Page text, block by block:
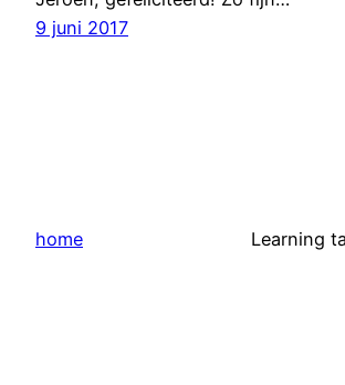
9 juni 2017
home Learning